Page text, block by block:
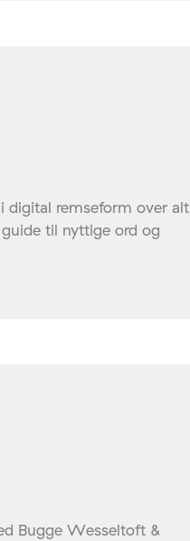
digital remseform over alt
til nyttige ord og
Bugge Wesseltoft &